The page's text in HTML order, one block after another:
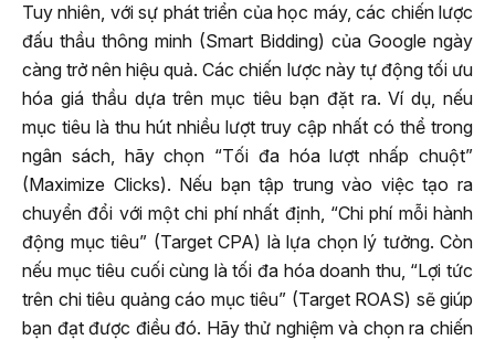
Tuy nhiên, với sự phát triển của học máy, các chiến lược
đấu thầu thông minh (Smart Bidding) của Google ngày
càng trở nên hiệu quả. Các chiến lược này tự động tối ưu
hóa giá thầu dựa trên mục tiêu bạn đặt ra. Ví dụ, nếu
mục tiêu là thu hút nhiều lượt truy cập nhất có thể trong
ngân sách, hãy chọn “Tối đa hóa lượt nhấp chuột”
(Maximize Clicks). Nếu bạn tập trung vào việc tạo ra
chuyển đổi với một chi phí nhất định, “Chi phí mỗi hành
động mục tiêu” (Target CPA) là lựa chọn lý tưởng. Còn
nếu mục tiêu cuối cùng là tối đa hóa doanh thu, “Lợi tức
trên chi tiêu quảng cáo mục tiêu” (Target ROAS) sẽ giúp
bạn đạt được điều đó. Hãy thử nghiệm và chọn ra chiến